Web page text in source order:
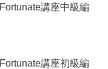
Fortunate講座中級編
Fortunate講座初級編